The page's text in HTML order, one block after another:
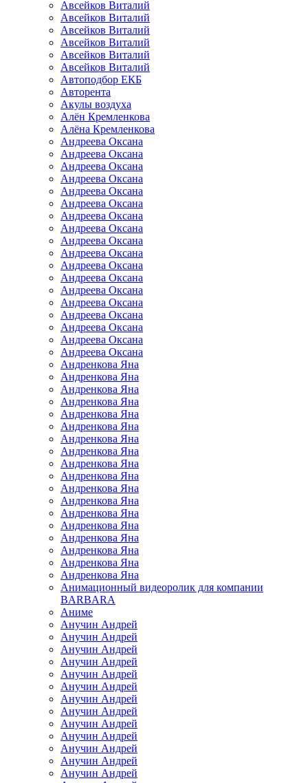
Авсейков Виталий
Авсейков Виталий
Авсейков Виталий
Авсейков Виталий
Авсейков Виталий
Авсейков Виталий
Автоподбор ЕКБ
Авторента
Акулы воздуха
Алён Кремленкова
Алёна Кремленкова
Андреева Оксана
Андреева Оксана
Андреева Оксана
Андреева Оксана
Андреева Оксана
Андреева Оксана
Андреева Оксана
Андреева Оксана
Андреева Оксана
Андреева Оксана
Андреева Оксана
Андреева Оксана
Андреева Оксана
Андреева Оксана
Андреева Оксана
Андреева Оксана
Андреева Оксана
Андреева Оксана
Андренкова Яна
Андренкова Яна
Андренкова Яна
Андренкова Яна
Андренкова Яна
Андренкова Яна
Андренкова Яна
Андренкова Яна
Андренкова Яна
Андренкова Яна
Андренкова Яна
Андренкова Яна
Андренкова Яна
Андренкова Яна
Андренкова Яна
Андренкова Яна
Андренкова Яна
Андренкова Яна
Анимационный видеоролик для компании
BARBARA
Аниме
Анучин Андрей
Анучин Андрей
Анучин Андрей
Анучин Андрей
Анучин Андрей
Анучин Андрей
Анучин Андрей
Анучин Андрей
Анучин Андрей
Анучин Андрей
Анучин Андрей
Анучин Андрей
Анучин Андрей